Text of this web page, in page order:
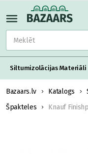
Siltumizolācijas Materiāli
Bazaars.lv Katalogs
Špakteles
Knauf